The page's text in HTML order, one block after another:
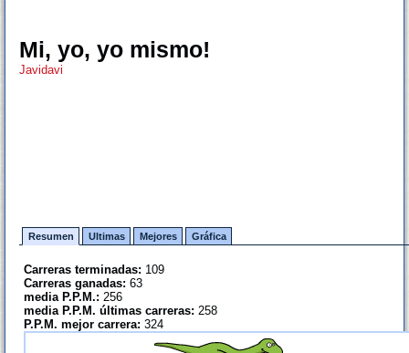
Mi, yo, yo mismo!
Javidavi
Resumen Ultimas Mejores Gráfica
Carreras terminadas: 109
Carreras ganadas: 63
media P.P.M.: 256
media P.P.M. últimas carreras: 258
P.P.M. mejor carrera: 324